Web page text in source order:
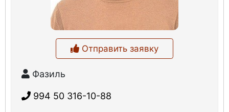
Отправить заявку
Фазиль
994 50 316-10-88